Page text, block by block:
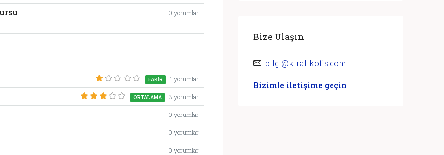
0 yorumlar
FAKIR 1 yorumlar
ORTALAMA 3 yorumlar
0 yorumlar
0 yorumlar
0 yorumlar
Bize Ulaşın
bilgi@kiralikofis.com
Bizimle iletişime geçin